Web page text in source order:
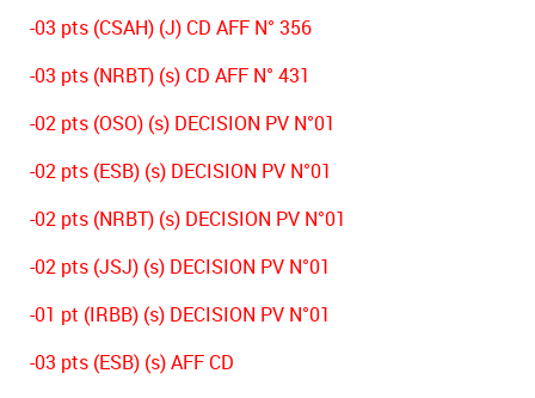
-03 pts (CSAH) (J) CD AFF N° 356
-03 pts (NRBT) (s) CD AFF N° 431
-02 pts (OSO) (s) DECISION PV N°01
-02 pts (ESB) (s) DECISION PV N°01
-02 pts (NRBT) (s) DECISION PV N°01
-02 pts (JSJ) (s) DECISION PV N°01
-01 pt (IRBB) (s) DECISION PV N°01
-03 pts (ESB) (s) AFF CD